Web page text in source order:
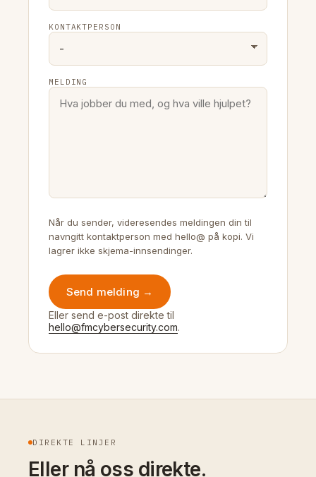
KONTAKTPERSON
MELDING
Når du sender, videresendes meldingen din til
navngitt kontaktperson med hello@ på kopi. Vi
lagrer ikke skjema-innsendinger.
Send melding →
Eller send e-post direkte til
hello@fmcybersecurity.com.
DIREKTE LINJER
Eller nå oss direkte.